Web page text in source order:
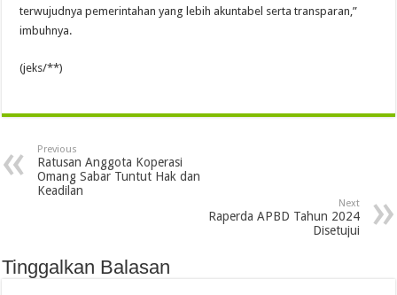
terwujudnya pemerintahan yang lebih akuntabel serta transparan,”
imbuhnya.
(jeks/**)
Previous
Ratusan Anggota Koperasi
Omang Sabar Tuntut Hak dan
Keadilan
Next
Raperda APBD Tahun 2024
Disetujui
Tinggalkan Balasan